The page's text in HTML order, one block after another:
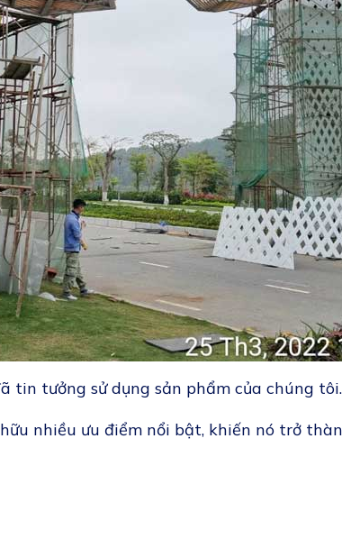
tin tưởng sử dụng sản phẩm của chúng tôi.
nhiều ưu điểm nổi bật, khiến nó trở